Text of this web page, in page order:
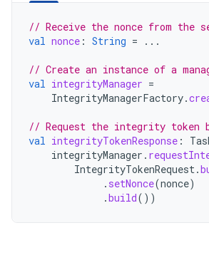
// Receive the nonce from the
val nonce : String = ...
// Create an instance of a
val integrityManager =
IntegrityManagerFactory.
// Request the integrity token
val integrityTokenResponse :
integrityManager .
IntegrityTokenRequest.
. setNonce(nonce)
.build())